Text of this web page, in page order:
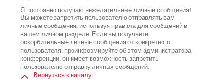
Я постоянно получаю нежелательные личные сообщения!
Вы можете запретить пользователю отправлять вам
личные сообщения, используя правила для сообщений в
вашем личном разделе. Если вы получаете
оскорбительные личные сообщения от конкретного
пользователя, проинформируйте об этом администратора
конференции; он имеет возможность запретить
пользователю отправку личных сообщений.
Вернуться к началу